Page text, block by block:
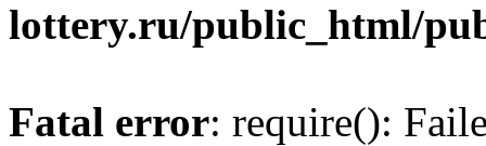
lottery.ru/public_html/
Fatal error: require():